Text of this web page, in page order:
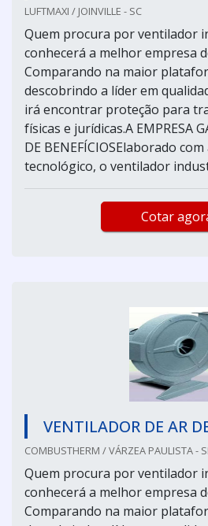
LUFTMAXI / JOINVILLE - SC
Quem procura por ventilador
conhecerá a melhor empresa
Comparando na maior
descobrindo a líder em
irá encontrar proteção para
físicas e jurídicas.A EMPRESA
DE BENEFÍCIOSElaborado
tecnológico, o ventilador
Cotar
VENTILADOR DE AR
COMBUSTHERM / VÁRZEA PAULISTA -
Quem procura por ventilador
conhecerá a melhor empresa
Comparando na maior